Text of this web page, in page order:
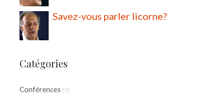
Savez-vous parler licorne?
Catégories
Conférences (7)